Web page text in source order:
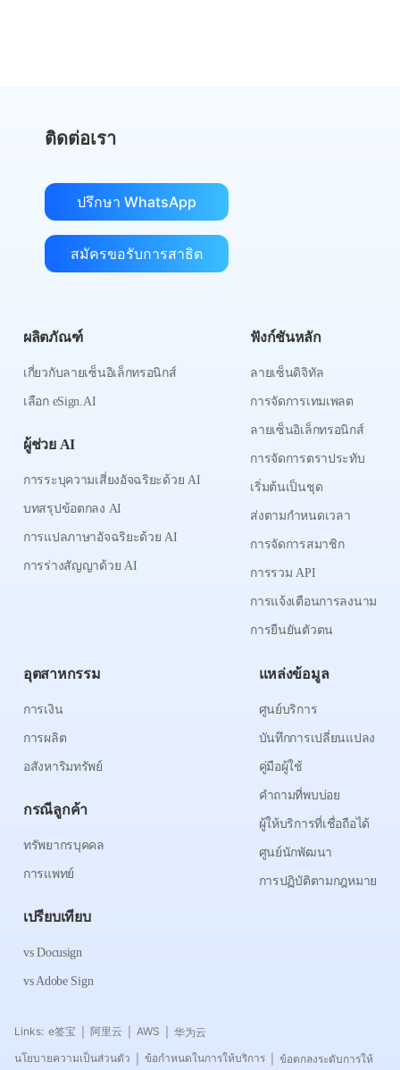
ติดต่อเรา
ปรึกษา WhatsApp
สมัครขอรับการสาธิต
ผลิตภัณฑ์
เกี่ยวกับลายเซ็นอิเล็กทรอนิกส์
เลือก eSign.AI
ผู้ช่วย AI
การระบุความเสี่ยงอัจฉริยะด้วย AI
บทสรุปข้อตกลง AI
การแปลภาษาอัจฉริยะด้วย AI
การร่างสัญญาด้วย AI
ฟังก์ชันหลัก
ลายเซ็นดิจิทัล
การจัดการเทมเพลต
ลายเซ็นอิเล็กทรอนิกส์
การจัดการตราประทับ
เริ่มต้นเป็นชุด
ส่งตามกำหนดเวลา
การจัดการสมาชิก
การรวม API
การแจ้งเตือนการลงนาม
การยืนยันตัวตน
อุตสาหกรรม
การเงิน
การผลิต
อสังหาริมทรัพย์
กรณีลูกค้า
ทรัพยากรบุคคล
การแพทย์
เปรียบเทียบ
vs Docusign
vs Adobe Sign
แหล่งข้อมูล
ศูนย์บริการ
บันทึกการเปลี่ยนแปลง
คู่มือผู้ใช้
คำถามที่พบบ่อย
ผู้ให้บริการที่เชื่อถือได้
ศูนย์นักพัฒนา
การปฏิบัติตามกฎหมาย
Links: e签宝 阿里云 AWS
华为云
นโยบายความเป็นส่วนตัว
ข้อกำหนดในการให้บริการ ข้อตกลงระดับการให้